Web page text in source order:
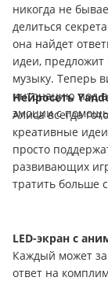
никогда не
делиться
она найдет
идеи,
музыку. Теперь
интонацию под
эмоции с
Нейросеть
Алиса всегда
креативные
просто
развивающих
тратить больше
LED-экран с
Каждый может
ответ на